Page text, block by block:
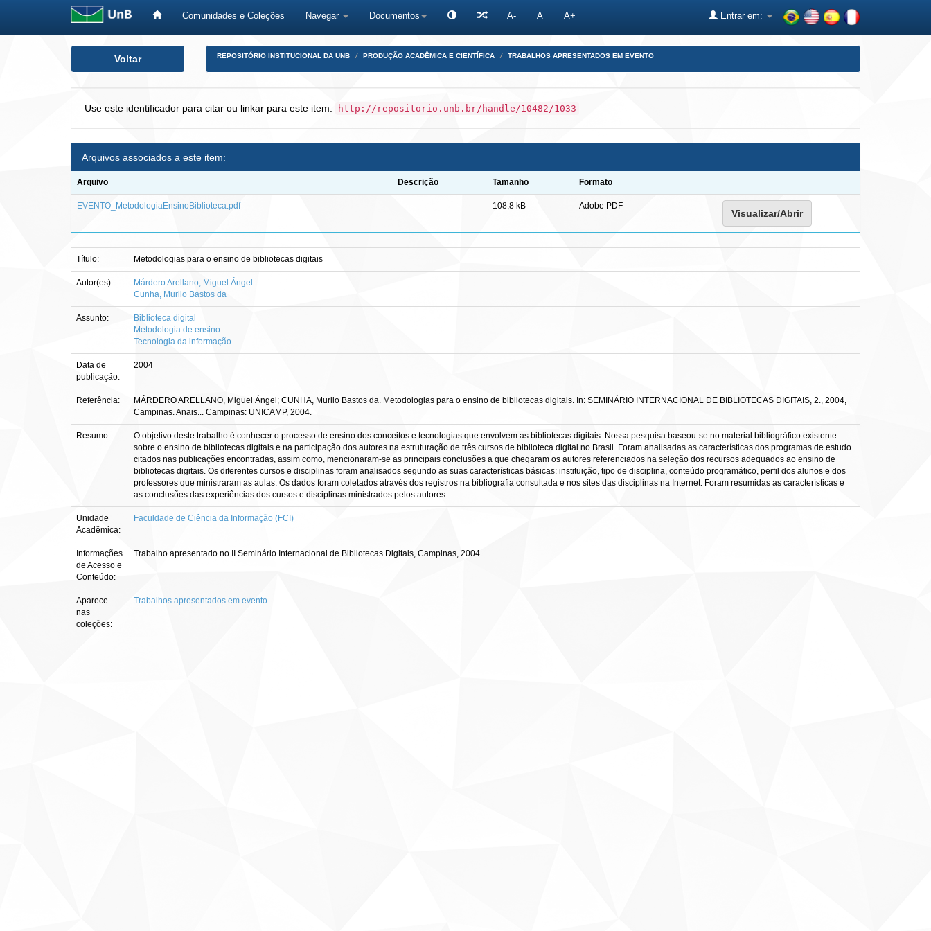
Comunidades e Coleções Navegar Documentos A- A A+ Entrar em:
Voltar REPOSITÓRIO INSTITUCIONAL DA UNB PRODUÇÃO ACADÊMICA E CIENTÍFICA TRABALHOS APRESENTADOS EM EVENTO
Use este identificador para citar ou linkar para este item: http://repositorio.unb.br/handle/10482/1033
Arquivos associados a este item:
Arquivo Descrição Tamanho Formato
EVENTO_MetodologiaEnsinoBiblioteca.pdf 108,8 kB Adobe PDF
Visualizar/Abrir
Título: Metodologias para o ensino de bibliotecas digitais
Autor(es):
Márdero Arellano, Miguel Ángel
Cunha, Murilo Bastos da
Assunto:
Biblioteca digital
Metodologia de ensino
Tecnologia da informação
Data de
publicação:
2004
Referência:
MÁRDERO ARELLANO, Miguel Ángel; CUNHA, Murilo Bastos da. Metodologias para o ensino de bibliotecas digitais. In: SEMINÁRIO INTERNACIONAL DE BIBLIOTECAS DIGITAIS, 2., 2004,
Campinas. Anais... Campinas: UNICAMP, 2004.
Resumo:
O objetivo deste trabalho é conhecer o processo de ensino dos conceitos e tecnologias que envolvem as bibliotecas digitais. Nossa pesquisa baseou-se no material bibliográfico existente
sobre o ensino de bibliotecas digitais e na participação dos autores na estruturação de três cursos de biblioteca digital no Brasil. Foram analisadas as características dos programas de estudo
citados nas publicações encontradas, assim como, mencionaram-se as principais conclusões a que chegaram os autores referenciados na seleção dos recursos adequados ao ensino de
bibliotecas digitais. Os diferentes cursos e disciplinas foram analisados segundo as suas características básicas: instituição, tipo de disciplina, conteúdo programático, perfil dos alunos e dos
professores que ministraram as aulas. Os dados foram coletados através dos registros na bibliografia consultada e nos sites das disciplinas na Internet. Foram resumidas as características e
as conclusões das experiências dos cursos e disciplinas ministrados pelos autores.
Unidade
Acadêmica:
Faculdade de Ciência da Informação (FCI)
Informações
de Acesso e
Conteúdo:
Trabalho apresentado no II Seminário Internacional de Bibliotecas Digitais, Campinas, 2004.
Aparece
nas
coleções:
Trabalhos apresentados em evento